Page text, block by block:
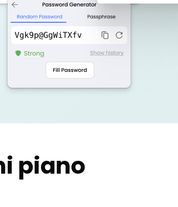
piano